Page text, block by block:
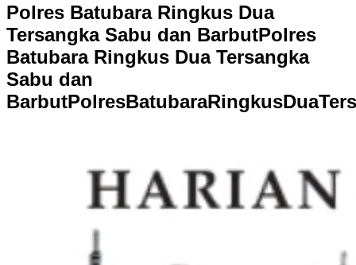
Polres Batubara Ringkus Dua
Tersangka Sabu dan BarbutPolres
Batubara Ringkus Dua Tersangka
Sabu dan
BarbutPolresBatubaraRingkusDuaTers